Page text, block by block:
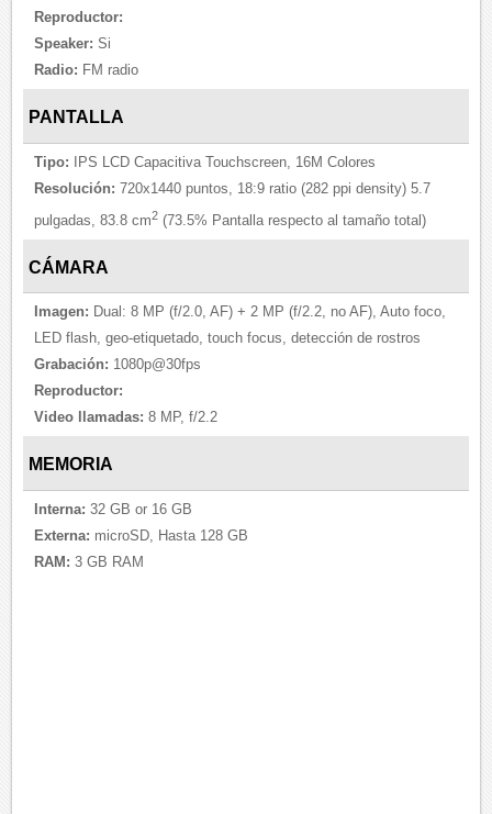
Reproductor:
Speaker: Si
Radio: FM radio
PANTALLA
Tipo: IPS LCD Capacitiva Touchscreen, 16M Colores
Resolución: 720x1440 puntos, 18:9 ratio (282 ppi density) 5.7
pulgadas, 83.8 cm2 (73.5% Pantalla respecto al tamaño total)
CÁMARA
Imagen: Dual: 8 MP (f/2.0, AF) + 2 MP (f/2.2, no AF), Auto foco,
LED flash, geo-etiquetado, touch focus, detección de rostros
Grabación: 1080p@30fps
Reproductor:
Video llamadas: 8 MP, f/2.2
MEMORIA
Interna: 32 GB or 16 GB
Externa: microSD, Hasta 128 GB
RAM: 3 GB RAM